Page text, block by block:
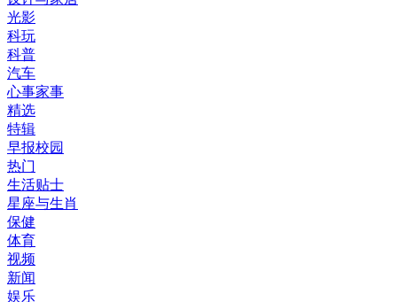
光影
科玩
科普
汽车
心事家事
精选
特辑
早报校园
热门
生活贴士
星座与生肖
保健
体育
视频
新闻
娱乐